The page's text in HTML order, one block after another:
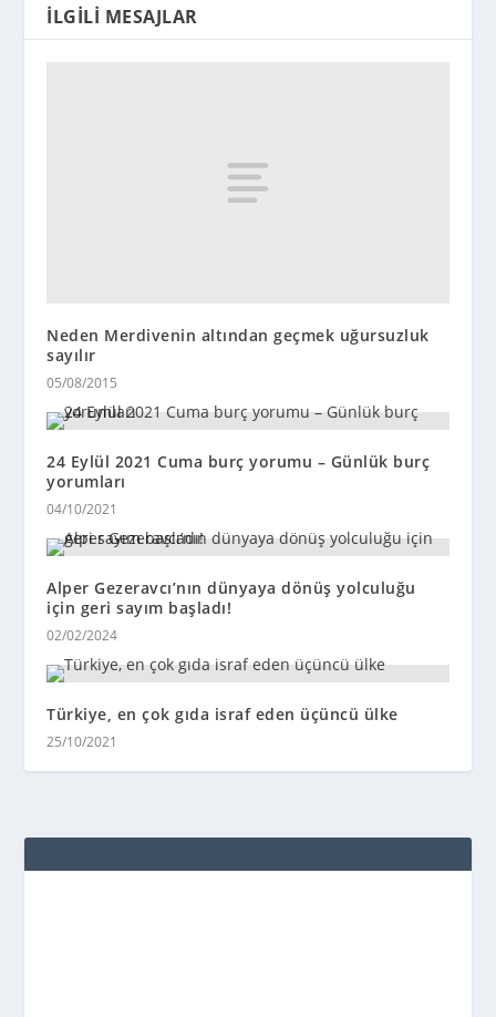
İLGILI MESAJLAR
Neden Merdivenin altından geçmek uğursuzluk
sayılır
05/08/2015
24 Eylül 2021 Cuma burç yorumu – Günlük burç
yorumları
04/10/2021
Alper Gezeravcı’nın dünyaya dönüş yolculuğu
için geri sayım başladı!
02/02/2024
Türkiye, en çok gıda israf eden üçüncü ülke
25/10/2021